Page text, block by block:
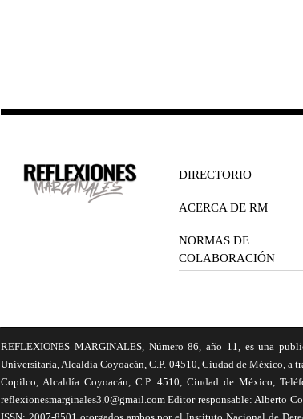
DIRECTORIO
ACERCA DE RM
NORMAS DE
COLABORACIÓN
REFLEXIONES MARGINALES, Número 86, año 11, es una
Universitaria, Alcaldía Coyoacán, C.P. 04510, Ciudad de México, a
Copilco, Alcaldía Coyoacán, C.P. 4510, Ciudad de México,
reflexionesmarginales3.0@gmail.com Editor responsable: Alberto